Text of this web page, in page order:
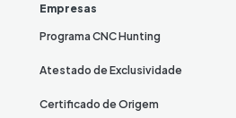
Empresas
Programa CNC Hunting
Atestado de Exclusividade
Certificado de Origem